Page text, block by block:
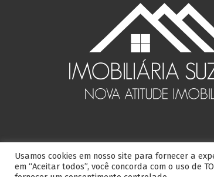
Usamos cookies em nosso site para fornecer a
em “Aceitar todos”, você concorda com o uso de